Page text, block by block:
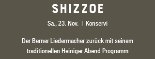
Shizzoe
Sa., 23. Nov.
  |
Konservi
Der Berner Liedermacher zurück mit seinem
traditionellen Heiniger Abend Programm